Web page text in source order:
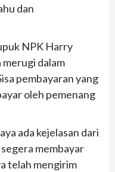
dan
NPK Harry
dalam
pembayaran yang
oleh pemenang
ada kejelasan dari
membayar
telah mengirim